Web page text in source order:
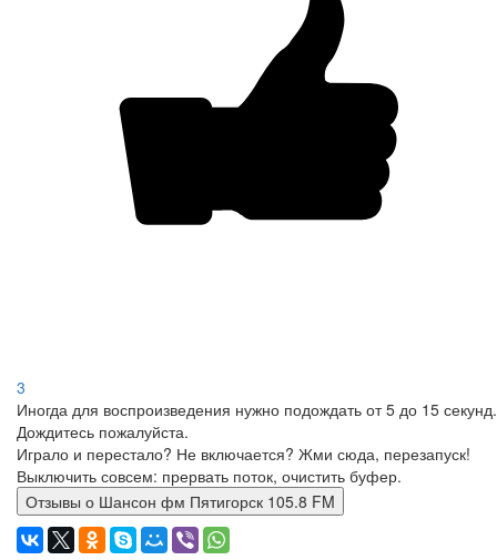
3
Иногда для воспроизведения нужно подождать от 5 до 15 секунд.
Дождитесь пожалуйста.
Играло и перестало? Не включается? Жми сюда, перезапуск!
Выключить совсем: прервать поток, очистить буфер.
Отзывы о Шансон фм Пятигорск 105.8 FM